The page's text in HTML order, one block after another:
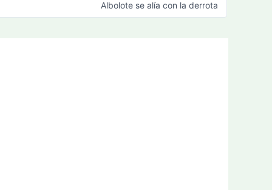
Albolote se alía con la derrota